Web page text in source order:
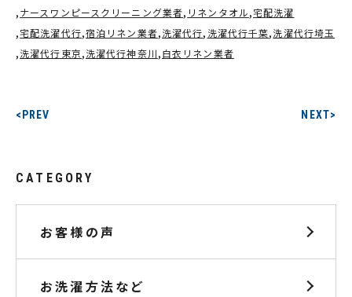
ナースワンピースクリーニング業者 リネンタオル 宅配洗濯
宅配洗濯代行 宿泊リネン業者 洗濯代行 洗濯代行千葉 洗濯代行埼玉
洗濯代行東京 洗濯代行神奈川 白衣リネン業者
<PREV NEXT>
CATEGORY
お客様の声
お洗濯方法など